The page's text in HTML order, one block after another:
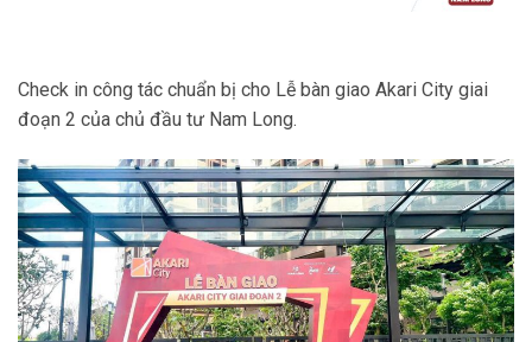
Check in công tác chuẩn bị cho Lễ bàn giao Akari City giai
đoạn 2 của chủ đầu tư Nam Long.